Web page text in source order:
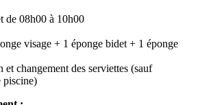
de 08h00 à 10h00
visage + 1 éponge bidet + 1 éponge
changement des serviettes (sauf
piscine)